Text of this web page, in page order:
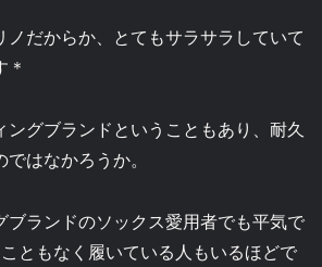
ノだからか、とてもサラサラしていて
ングブランドということもあり、耐久
はなかろうか。
ブランドのソックス愛用者でも平気で
ともなく履いている人もいるほどで